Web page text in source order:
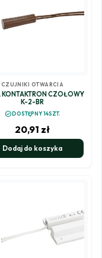
CZUJNIKI OTWARCIA
KONTAKTRON CZOŁOWY
K-2-BR
check_circleDOSTĘPNY 14SZT.
20,91 zł
Dodaj do koszyka